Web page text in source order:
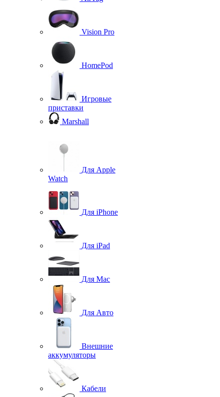
Vision Pro
HomePod
Игровые
приставки
Marshall
Для Apple
Watch
Для iPhone
Для iPad
Для Mac
Для Авто
Внешние
аккумуляторы
Кабели